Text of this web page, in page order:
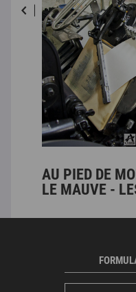
AU PIED DE
LE MAUVE -